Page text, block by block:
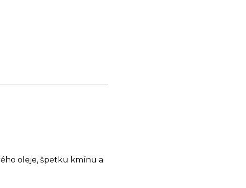
oleje, špetku kmínu a